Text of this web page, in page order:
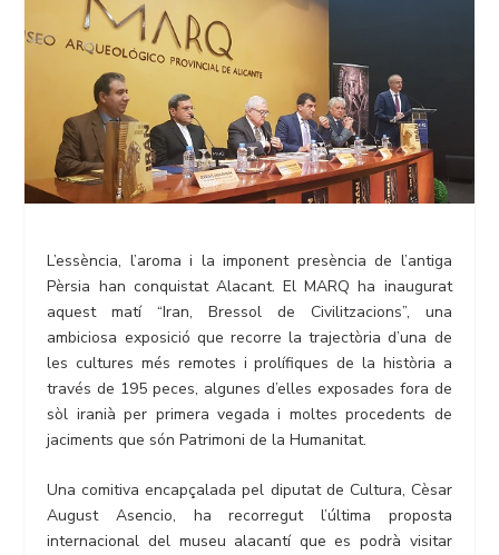
L’essència, l’aroma i la imponent presència de l’antiga
Pèrsia han conquistat Alacant. El MARQ ha inaugurat
aquest matí “Iran, Bressol de Civilitzacions”, una
ambiciosa exposició que recorre la trajectòria d’una de
les cultures més remotes i prolífiques de la història a
través de 195 peces, algunes d’elles exposades fora de
sòl iranià per primera vegada i moltes procedents de
jaciments que són Patrimoni de la Humanitat.
Una comitiva encapçalada pel diputat de Cultura, Cèsar
August Asencio, ha recorregut l’última proposta
internacional del museu alacantí que es podrà visitar